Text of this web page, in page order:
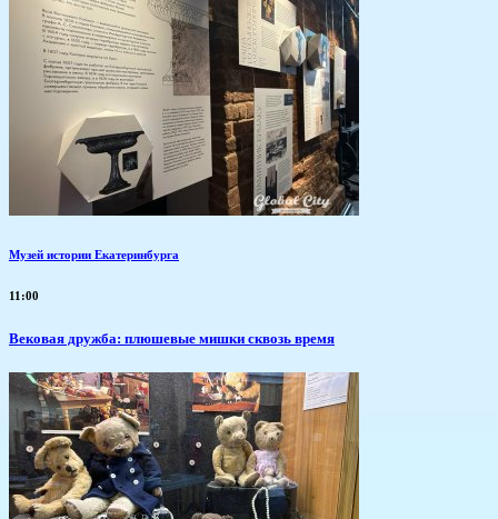
Музей истории Екатеринбурга
11:00
Вековая дружба: плюшевые мишки сквозь время